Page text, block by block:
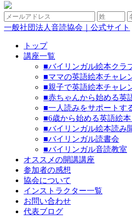
一般社団法人音読協会｜公式サイト
トップ
講座一覧
■バイリンガル絵本クラ
■ママの英語絵本チャレ
■親子で英語絵本チャレ
■赤ちゃんから始める英
■一人読みをサポートす
■6歳から始める英語絵本
■バイリンガル絵本読み
■バイリンガル読書会
■バイリンガル音読教室
オススメの開講講座
参加者の感想
協会について
インストラクター一覧
お問い合わせ
代表ブログ